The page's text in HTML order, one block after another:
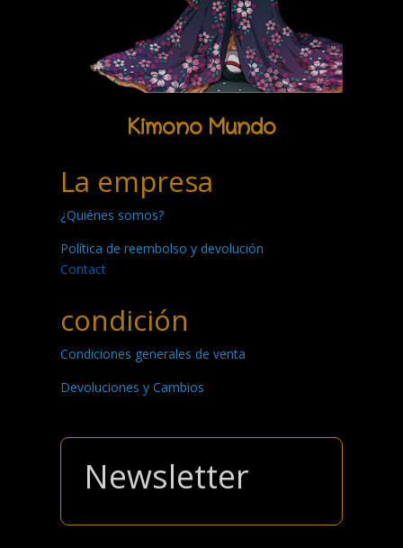
Kimono Mundo
La empresa
¿Quiénes somos?
Política de reembolso y devolución
Contact
condición
Condiciones generales de venta
Devoluciones y Cambios
Newsletter